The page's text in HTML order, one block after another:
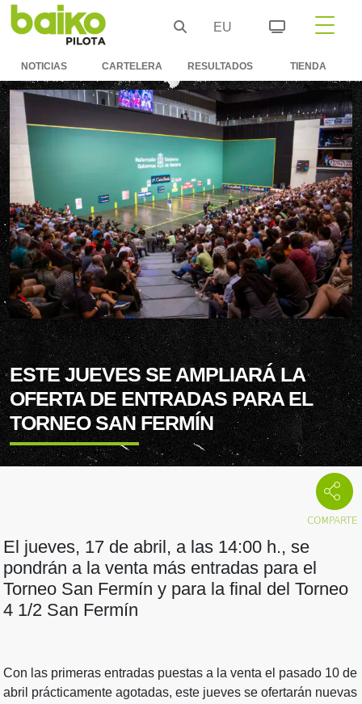
EU
NOTICIAS CARTELERA RESULTADOS TIENDA
ESTE JUEVES SE AMPLIARÁ LA
OFERTA DE ENTRADAS PARA EL
TORNEO SAN FERMÍN
El jueves, 17 de abril, a las 14:00 h., se
pondrán a la venta más entradas para el
Torneo San Fermín y para la final del Torneo
4 1/2 San Fermín
Con las primeras entradas puestas a la venta el pasado 10 de
abril prácticamente agotadas, este jueves se ofertarán nuevas